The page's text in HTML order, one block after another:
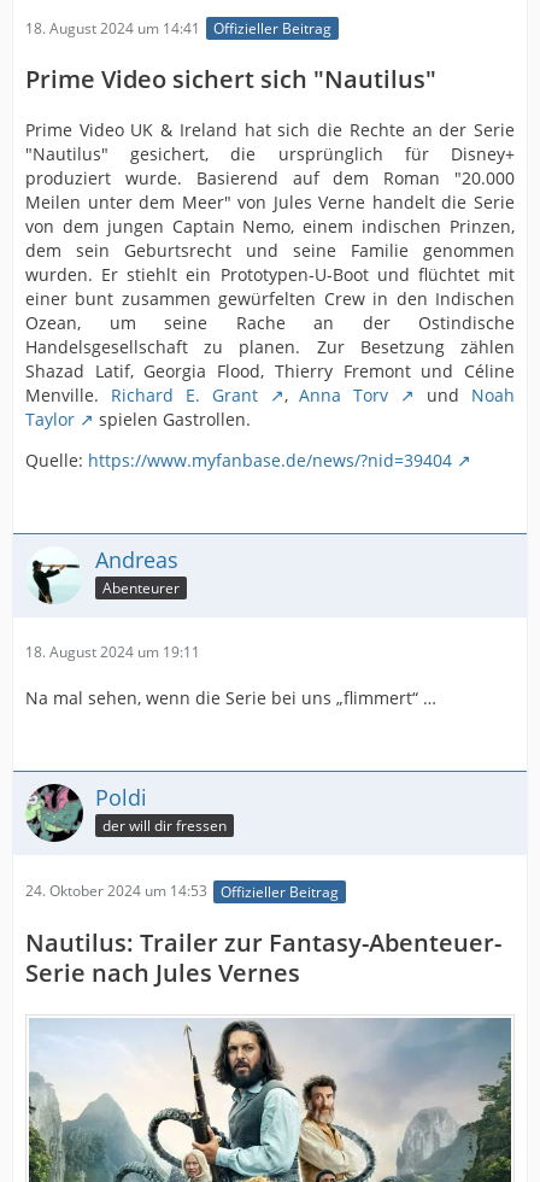
18. August 2024 um 14:41 Offizieller Beitrag
Prime Video sichert sich "Nautilus"
Prime Video UK & Ireland hat sich die Rechte an der Serie
"Nautilus" gesichert, die ursprünglich für Disney+
produziert wurde. Basierend auf dem Roman "20.000
Meilen unter dem Meer" von Jules Verne handelt die Serie
von dem jungen Captain Nemo, einem indischen Prinzen,
dem sein Geburtsrecht und seine Familie genommen
wurden. Er stiehlt ein Prototypen-U-Boot und flüchtet mit
einer bunt zusammen gewürfelten Crew in den Indischen
Ozean, um seine Rache an der Ostindische
Handelsgesellschaft zu planen. Zur Besetzung zählen
Shazad Latif, Georgia Flood, Thierry Fremont und Céline
Menville. Richard E. Grant ,Anna Torv und Noah
Taylor
spielen Gastrollen.
Quelle: https://www.myfanbase.de/news/?nid=39404
Andreas
Abenteurer
18. August 2024 um 19:11
Na mal sehen, wenn die Serie bei uns „flimmert“ …
Poldi
der will dir fressen
24. Oktober 2024 um 14:53 Offizieller Beitrag
Nautilus: Trailer zur Fantasy-Abenteuer-
Serie nach Jules Vernes